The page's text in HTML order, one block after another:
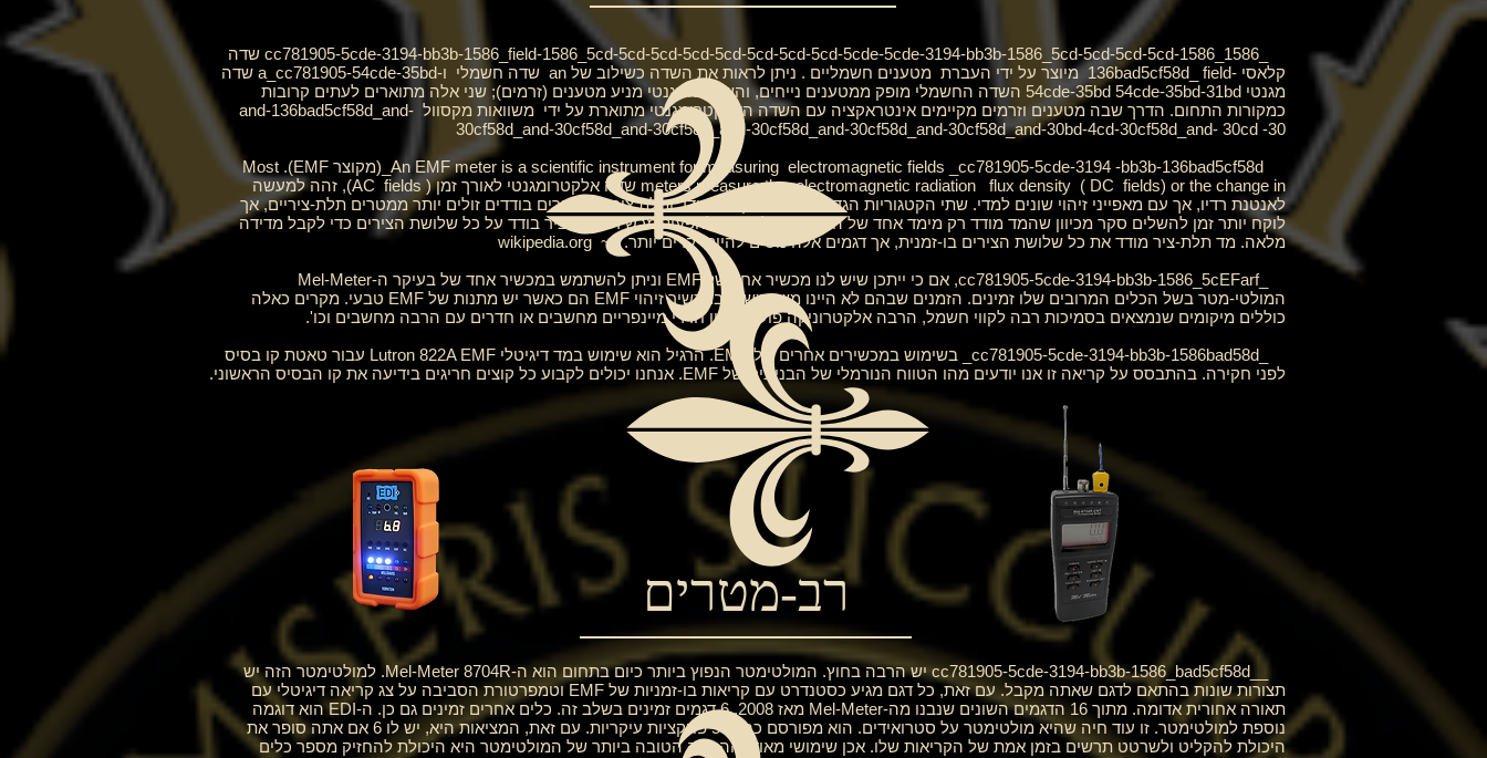
_cc781905-5cde-3194-bb3b-1586_field-1586_5cd-5cd-5cd-5cd-5cd-5cd-5cd-5cd-5cde-5cde-3194-bb3b-1586_5cd-5cd-5cd-5cd-1586_1586 שדה
קלאסי -136bad5cf58d_field מיוצר על ידי העברת מטענים חשמליים . ניתן לראות את השדה כשילוב של an שדה חשמלי ו-a_cc781905-54cde-35bd
שדה
מגנטי
54cde-35bd 54cde-35bd-31bd השדה החשמלי מופק ממטענים נייחים, והשדה המגנטי מניע מטענים (זרמים); שני אלה מתוארים לעתים קרובות
כמקורות התחום. הדרך שבה מטענים וזרמים מקיימים אינטראקציה עם השדה האלקטרומגנטי מתוארת על ידי משוואות מקסוול and-136bad5cf58d_and-
30cf58d_and-30cf58d_and-30cf58d_and-30cf58d_and-30cf58d_and-30cf58d_and-30bd-4cd-30cf58d_and- 30cd -30
electromagnetic fields
_cc781905-5cde-3194 -bb3b-136bad5cf58d_(מקוצר EMF). Most
meters measure theelectromagnetic radiation flux density ( DC fields) or the change in שדה אלקטרומגנטי לאורך זמן ( ACfields), זהה למעשה
לאנטנת רדיו, אך עם מאפייני זיהוי שונים למדי. שתי הקטגוריות הגדולות ביותר הן ציר בודד ותלת ציר. מדי צירים בודדים זולים יותר ממטרים תלת-ציריים, אך
לוקח יותר זמן להשלים סקר מכיוון שהמד מודד רק מימד אחד של השדה. יש להטות ולהפעיל מכשירים עם ציר בודד על כל שלושת הצירים כדי לקבל מדידה
מלאה. מד תלת-ציר מודד את כל שלושת הצירים בו-זמנית, אך דגמים אלה נוטים להיות יקרים יותר. . ~ wikipedia.org
_cc781905-5cde-3194-bb3b-1586_5cEFarf, אם כי ייתכן שיש לנו מכשיר אחד של EMF וניתן להשתמש במכשיר אחד של בעיקר ה-Mel-Meter
המולטי-מטר בשל הכלים המרובים שלו זמינים. הזמנים שבהם לא היינו משתמשים במכשיר זיהוי EMF הם כאשר יש מתנות של EMF טבעי. מקרים כאלה
כוללים מיקומים שנמצאים בסמיכות רבה לקווי חשמל, הרבה אלקטרוניקה פועלת כגון חדרי מיינפריים מחשבים או חדרים עם הרבה מחשבים וכו'.
_cc781905-5cde-3194-bb3b-1586bad58d_ בשימוש במכשירים אחרים של EMF. הרגיל הוא שימוש במד דיגיטלי Lutron 822A EMF עבור טאטת קו בסיס
לפני חקירה. בהתבסס על קריאה זו אנו יודעים מהו הטווח הנורמלי של הבניינים של EMF. אנחנו יכולים לקבוע כל קוצים חריגים בידיעה את קו הבסיס הראשוני.
רב-מטרים
_cc781905-5cde-3194-bb3b-1586_bad5cf58d_‎ יש הרבה בחוץ. המולטימטר הנפוץ ביותר כיום בתחום הוא ה-Mel-Meter 8704R. למולטימטר הזה יש
תצורות שונות בהתאם לדגם שאתה מקבל. עם זאת, כל דגם מגיע כסטנדרט עם קריאות בו-זמניות של EMF וטמפרטורת הסביבה על צג קריאה דיגיטלי עם
תאורה אחורית אדומה. מתוך 16 הדגמים השונים שנבנו מה-Mel-Meter מאז 2008, 6 דגמים זמינים בשלב זה. כלים אחרים זמינים גם כן. ה-EDI הוא דוגמה
נוספת למולטימטר. זו עוד חיה שהיא מולטימטר על סטרואידים. הוא מפורסם כבעל 5 פונקציות עיקריות. עם זאת, המציאות היא, יש לו 6 אם אתה סופר את
היכולת להקליט ולשרטט תרשים בזמן אמת של הקריאות שלו. אכן שימושי מאוד. ההטבה הטובה ביותר של המולטימטר היא היכולת להחזיק מספר כלים